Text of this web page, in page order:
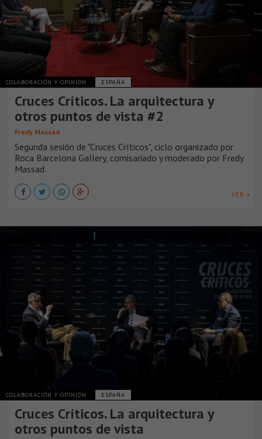
COLABORACIÓN Y OPINIÓN ESPAÑA
Cruces Críticos. La arquitectura y
otros puntos de vista #2
Fredy Massad
Segunda sesión de "Cruces Críticos", ciclo organizado por
Roca Barcelona Gallery, comisariado y moderado por Fredy
Massad.
VER +
COLABORACIÓN Y OPINIÓN ESPAÑA
Cruces Críticos. La arquitectura y
otros puntos de vista